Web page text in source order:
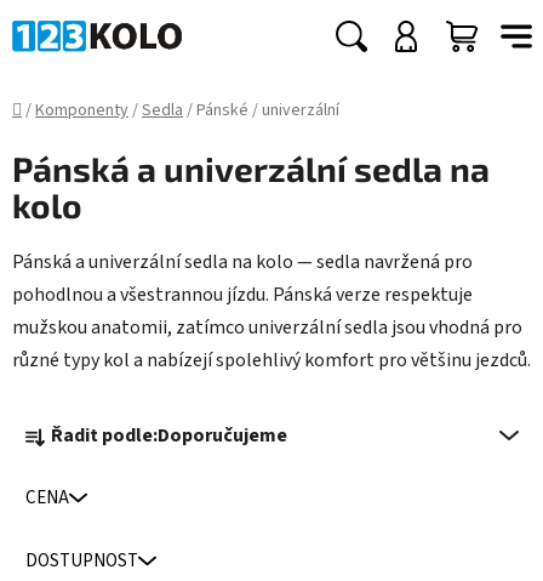
na
Hledat
Domů
/Komponenty/Sedla/Pánské / univerzální
Pánská a univerzální sedla na
kolo
Pánská a univerzální sedla na kolo — sedla navržená pro
pohodlnou a všestrannou jízdu. Pánská verze respektuje
mužskou anatomii, zatímco univerzální sedla jsou vhodná pro
různé typy kol a nabízejí spolehlivý komfort pro většinu jezdců.
a
e
n
Řadit podle:Doporučujeme
CENA
DOSTUPNOST